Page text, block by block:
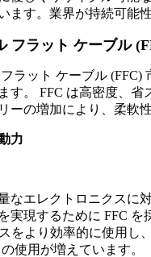
ます。業界が持続可能
フラット ケーブル
ラット ケーブル
す。 FFC は高密度、
ーの増加により、柔軟
力
なエレクトロニクスに
実現するために FFC
をより効率的に使用し
使用が増えています。